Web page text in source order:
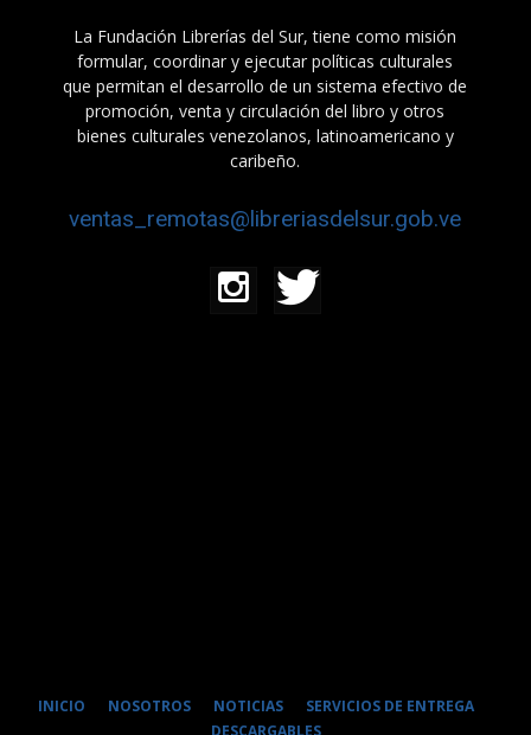
La Fundación Librerías del Sur, tiene como misión
formular, coordinar y ejecutar políticas culturales
que permitan el desarrollo de un sistema efectivo de
promoción, venta y circulación del libro y otros
bienes culturales venezolanos, latinoamericano y
caribeño.
ventas_remotas@libreriasdelsur.gob.ve
INICIO NOSOTROS NOTICIAS
SERVICIOS DE ENTREGA